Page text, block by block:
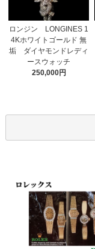
ロンジン LONGINES 1
4Kホワイトゴールド 無
垢 ダイヤモンドレディ
ースウォッチ
250,000円